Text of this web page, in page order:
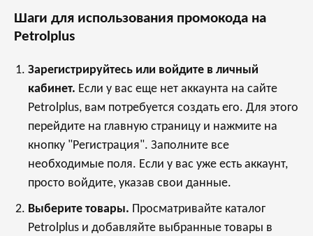
Шаги для использования промокода на
Petrolplus
Зарегистрируйтесь или войдите в личный
кабинет. Если у вас еще нет аккаунта на сайте
Petrolplus, вам потребуется создать его. Для этого
перейдите на главную страницу и нажмите на
кнопку "Регистрация". Заполните все
необходимые поля. Если у вас уже есть аккаунт,
просто войдите, указав свои данные.
Выберите товары. Просматривайте каталог
Petrolplus и добавляйте выбранные товары в